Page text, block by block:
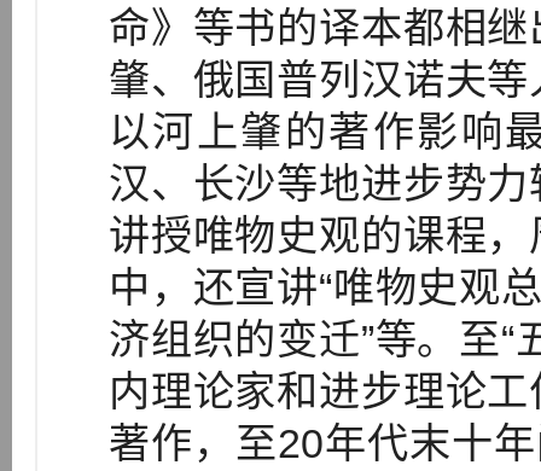
命》等书的译本都相
肇、俄国普列汉诺夫
以河上肇的著作影响
汉、长沙等地进步势
讲授唯物史观的课程
中，还宣讲“唯物史观
济组织的变迁”等。至“
内理论家和进步理论
著作，至20年代末十